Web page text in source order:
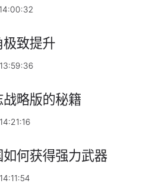
致提升
略版的秘籍
何获得强力武器